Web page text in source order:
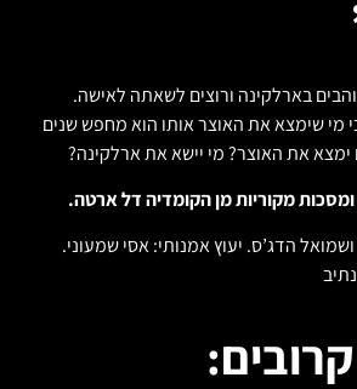
בארלקינה ורוצים לשאתה לאישה.
מי שימצא את האוצר אותו הוא מחפש שנים
את האוצר? מי יישא את ארלקינה?
מקוריות מן הקומדיה דל ארטה.
ושמואל הדג’ס. יעוץ אמנותי: אסי שמעוני.